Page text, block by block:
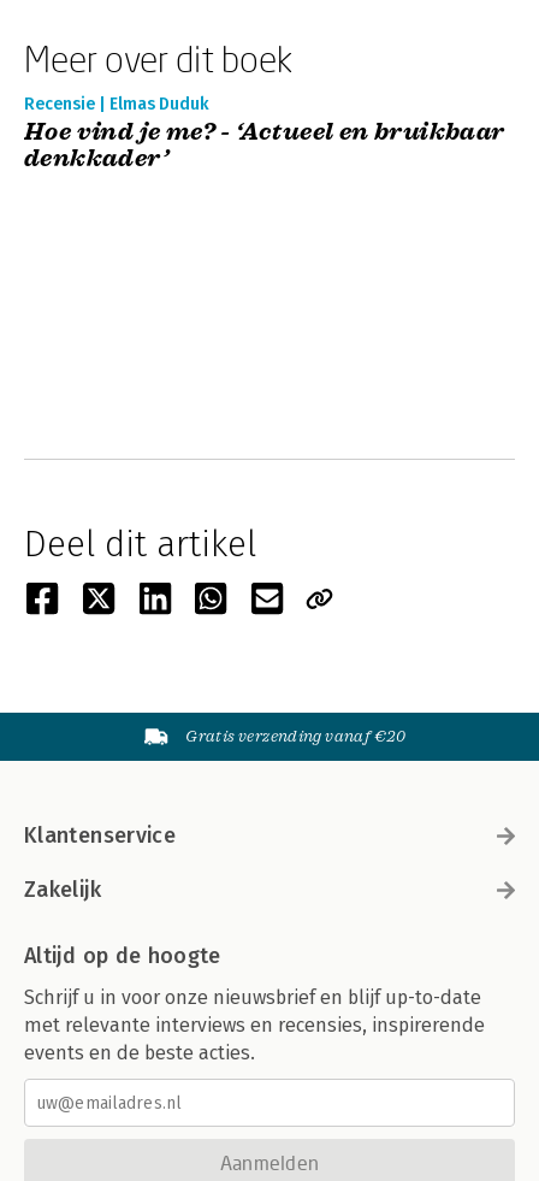
Meer over dit boek
Recensie | Elmas Duduk
Hoe vind je me? - ‘Actueel en bruikbaar
denkkader’
Deel dit artikel
Gratis verzending vanaf €20
Klantenservice
Zakelijk
Altijd op de hoogte
Schrijf u in voor onze nieuwsbrief en blijf up-to-date
met relevante interviews en recensies, inspirerende
events en de beste acties.
Aanmelden